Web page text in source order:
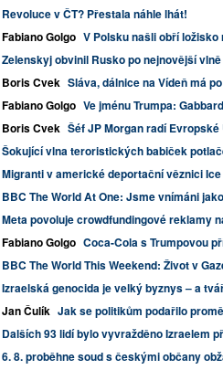
Revoluce v ČT? Přestala náhle lhát!
Fabiano Golgo V Polsku našli obří
Zelenskyj obvinil Rusko po nejnovější
Boris Cvek Sláva, dálnice na Vídeň má
Fabiano Golgo Ve jménu Trumpa:
Boris Cvek Šéf JP Morgan radí
Šokující vlna teroristických babiček
Migranti v americké deportační věznici
BBC The World At One: Jsme vnímáni
Meta povoluje crowdfundingové reklamy
Fabiano Golgo Coca-Cola s Trumpovou
BBC The World This Weekend: Život v
Izraelská genocida je velký byznys – a
Jan Čulík Jak se politikům podařilo
Dalších 93 lidí bylo vyvražděno Izraelem
6. 8. proběhne soud s českými občany